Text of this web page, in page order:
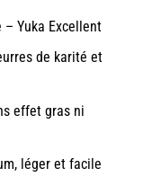
– Yuka Excellent
de karité et
effet gras ni
léger et facile